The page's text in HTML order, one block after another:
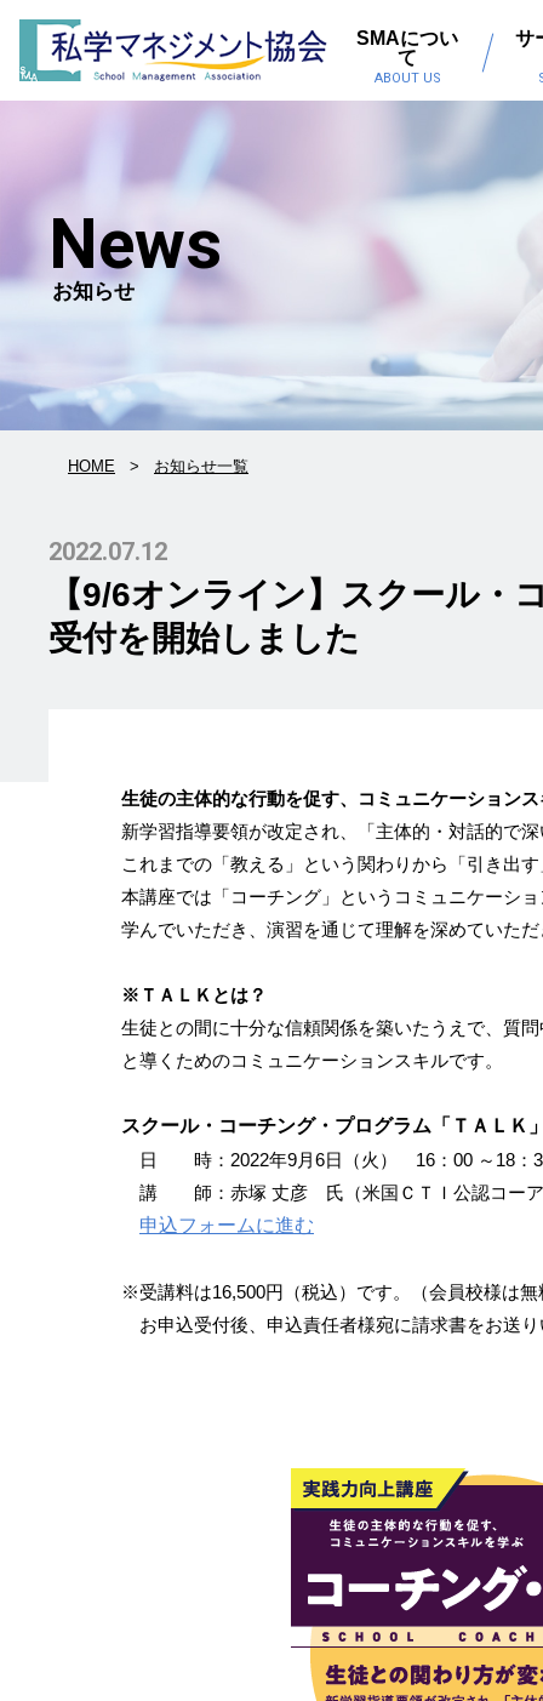
SMAについ
て
ABOUT US
サ
News
お知らせ
HOME お知らせ一覧
2022.07.12
【9/6オンライン】スクール・
受付を開始しました
生徒の主体的な行動を促す、コミュニケーション
新学習指導要領が改定され、「主体的・対話的で
これまでの「教える」という関わりから「引き出
本講座では「コーチング」というコミュニケーシ
学んでいただき、演習を通じて理解を深めていた
※ＴＡＬＫとは？
生徒との間に十分な信頼関係を築いたうえで、質
と導くためのコミュニケーションスキルです。
スクール・コーチング・プログラム「ＴＡＬＫ
日 時：2022年9月6日（火） 16：00 ～18：
講 師：赤塚 丈彦 氏（米国ＣＴＩ公認コーア
申込フォームに進む
※受講料は16,500円（税込）です。（会員校様は無
お申込受付後、申込責任者様宛に請求書をお送